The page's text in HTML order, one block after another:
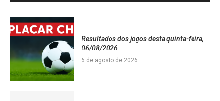
Resultados dos jogos desta quinta-feira,
06/08/2026
6 de agosto de 2026